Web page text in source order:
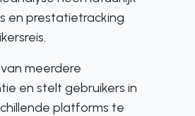
en prestatietracking
meerdere
en stelt gebruikers in
platforms te